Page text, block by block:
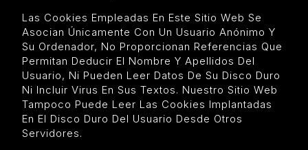
Las Cookies Empleadas En Este Sitio Web Se
Asocian Únicamente Con Un Usuario Anónimo Y
Su Ordenador, No Proporcionan Referencias Que
Permitan Deducir El Nombre Y Apellidos Del
Usuario, Ni Pueden Leer Datos De Su Disco Duro
Ni Incluir Virus En Sus Textos. Nuestro Sitio Web
Tampoco Puede Leer Las Cookies Implantadas
En El Disco Duro Del Usuario Desde Otros
Servidores.